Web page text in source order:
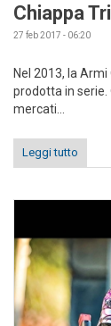
Chiappa
27 feb 2017 - 06:20
Nel 2013, la
prodotta in serie.
mercati...
Leggi tutto